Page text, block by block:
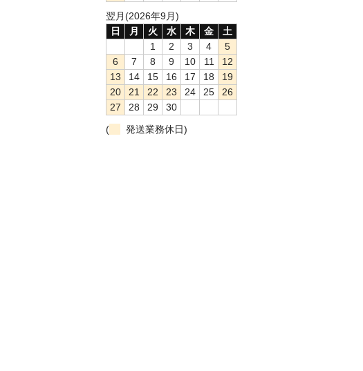
翌月(2026年9月)
日
月 火 水 木 金
土
1
2 3 4
5
6
7 8 9 10 11
12
13
14 15 16 17 18
19
20
21 22 23 24 25
26
27
28 29
30
(
発送業務休日)